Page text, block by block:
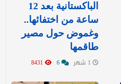
الباكستانية بعد 12
ساعة من اختفائها..
وغموض حول مصير
طاقمها